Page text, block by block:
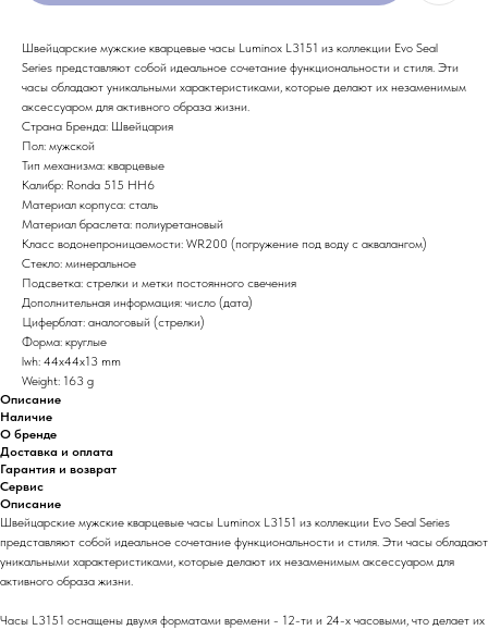
Швейцарские мужские кварцевые часы Luminox L3151 из коллекции Evo Seal
Series представляют собой идеальное сочетание функциональности и стиля. Эти
часы обладают уникальными характеристиками, которые делают их незаменимым
аксессуаром для активного образа жизни.
Страна Бренда: Швейцария
Пол: мужской
Тип механизма: кварцевые
Калибр: Ronda 515 HH6
Материал корпуса: сталь
Материал браслета: полиуретановый
Класс водонепроницаемости: WR200 (погружение под воду с аквалангом)
Стекло: минеральное
Подсветка: стрелки и метки постоянного свечения
Дополнительная информация: число (дата)
Циферблат: аналоговый (стрелки)
Форма: круглые
lwh: 44x44x13 mm
Weight: 163 g
Описание
Наличие
О бренде
Доставка и оплата
Гарантия и возврат
Сервис
Описание
Швейцарские мужские кварцевые часы Luminox L3151 из коллекции Evo Seal Series
представляют собой идеальное сочетание функциональности и стиля. Эти часы обладают
уникальными характеристиками, которые делают их незаменимым аксессуаром для
активного образа жизни.
Часы L3151 оснащены двумя форматами времени - 12-ти и 24-х часовыми, что делает их